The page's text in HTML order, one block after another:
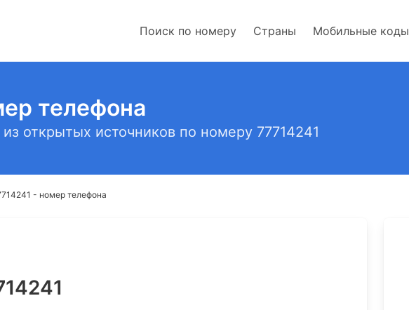
Поиск по номеру Страны Мобильные коды
телефона
открытых источников по номеру 77714241
- номер телефона